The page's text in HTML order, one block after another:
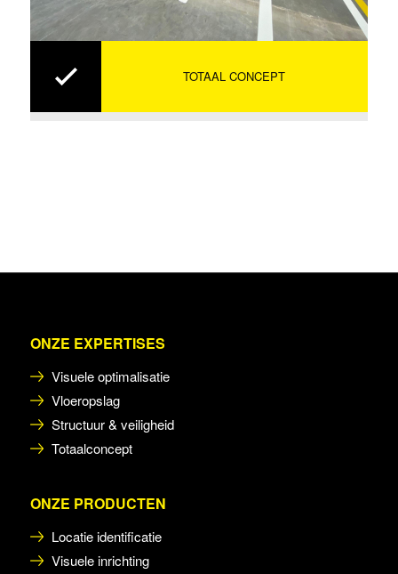
TOTAAL CONCEPT
ONZE EXPERTISES
Visuele optimalisatie
Vloeropslag
Structuur & veiligheid
Totaalconcept
ONZE PRODUCTEN
Locatie identificatie
Visuele inrichting